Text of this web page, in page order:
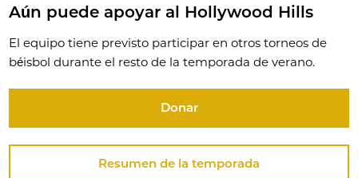
Aún puede apoyar al Hollywood Hills
El equipo tiene previsto participar en otros torneos de
béisbol durante el resto de la temporada de verano.
Donar
Resumen de la temporada